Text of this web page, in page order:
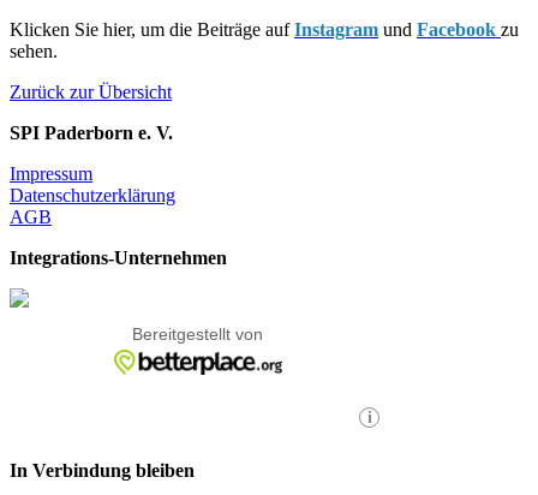
Klicken Sie hier, um die Beiträge auf Instagram und Facebook zu
sehen.
Zurück zur Übersicht
SPI Paderborn e. V.
Impressum
Datenschutzerklärung
AGB
Integrations-Unternehmen
In Verbindung bleiben